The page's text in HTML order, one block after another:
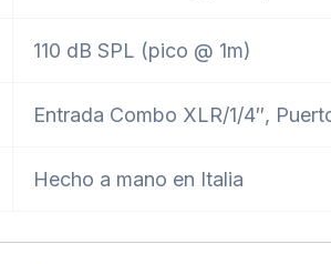
110 dB SPL (pico @ 1m)
Entrada Combo XLR/1/4″,
Hecho a mano en Italia